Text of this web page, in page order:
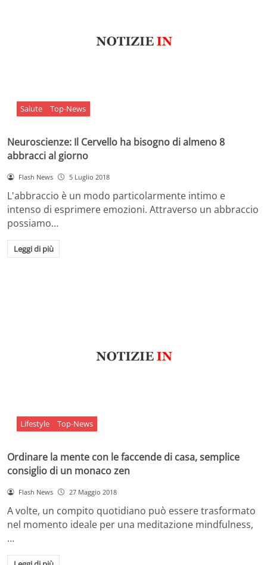
Salute Top-News
Neuroscienze: Il Cervello ha bisogno di almeno 8
abbracci al giorno
Flash News 5 Luglio 2018
L'abbraccio è un modo particolarmente intimo e
intenso di esprimere emozioni. Attraverso un abbraccio
possiamo…
Leggi di più
Lifestyle Top-News
Ordinare la mente con le faccende di casa, semplice
consiglio di un monaco zen
Flash News 27 Maggio 2018
A volte, un compito quotidiano può essere trasformato
nel momento ideale per una meditazione mindfulness,
…